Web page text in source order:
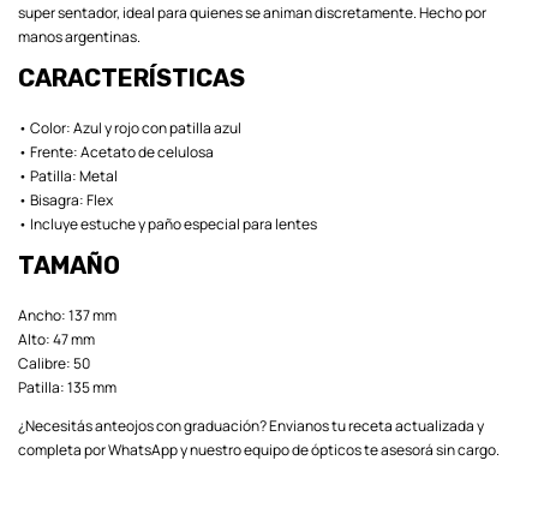
super sentador, ideal para quienes se animan discretamente. Hecho por
manos argentinas.
CARACTERÍSTICAS
• Color: Azul y rojo con patilla azul
• Frente: Acetato de celulosa
• Patilla: Metal
• Bisagra: Flex
• Incluye estuche y paño especial para lentes
TAMAÑO
Ancho: 137 mm
Alto: 47 mm
Calibre: 50
Patilla: 135 mm
¿Necesitás anteojos con graduación? Envianos tu receta actualizada y
completa por WhatsApp y nuestro equipo de ópticos te asesorá sin cargo.